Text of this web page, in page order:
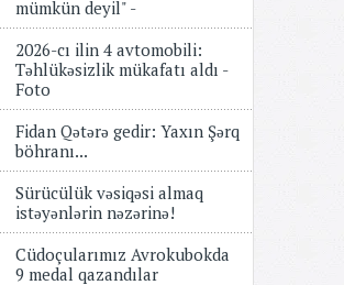
mümkün deyil" -
2026-cı ilin 4 avtomobili:
Təhlükəsizlik mükafatı aldı -
Foto
Fidan Qətərə gedir: Yaxın Şərq
böhranı...
Sürücülük vəsiqəsi almaq
istəyənlərin nəzərinə!
Cüdoçularımız Avrokubokda
9 medal qazandılar